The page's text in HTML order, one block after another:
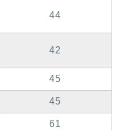
44
42
45
45
61